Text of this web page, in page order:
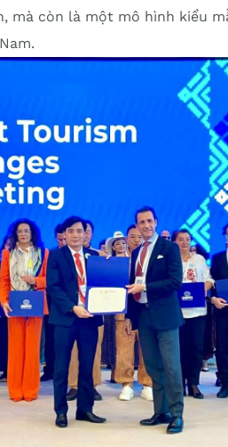
mà còn là một mô hình kiểu